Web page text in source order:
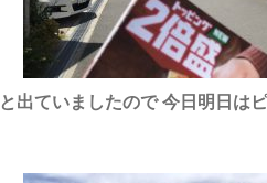
と出ていましたので 今日 明日は